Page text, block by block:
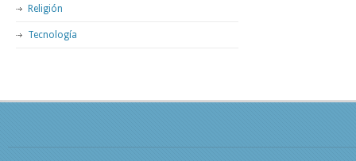
Religión
Tecnología